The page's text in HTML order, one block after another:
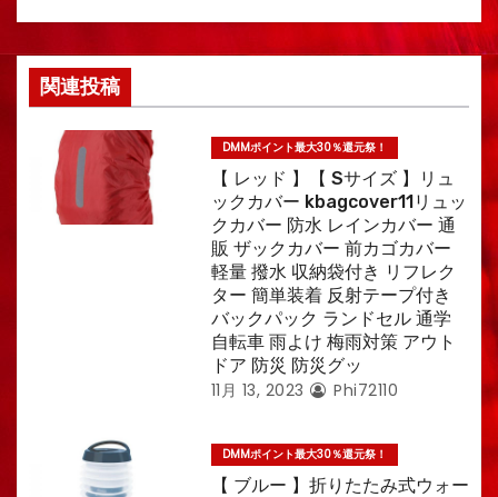
関連投稿
DMMポイント最大30％還元祭！
【 レッド 】【 Sサイズ 】リュ
ックカバー kbagcover11リュッ
クカバー 防水 レインカバー 通
販 ザックカバー 前カゴカバー
軽量 撥水 収納袋付き リフレク
ター 簡単装着 反射テープ付き
バックパック ランドセル 通学
自転車 雨よけ 梅雨対策 アウト
ドア 防災 防災グッ
11月 13, 2023 Phi72110
DMMポイント最大30％還元祭！
【 ブルー 】折りたたみ式ウォー